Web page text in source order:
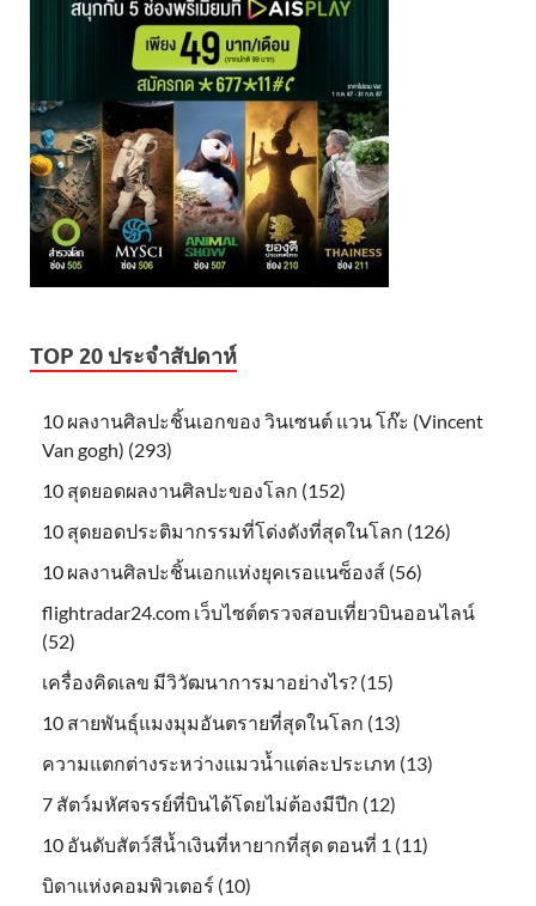
TOP 20 ประจำสัปดาห์
10 ผลงานศิลปะชิ้นเอกของ วินเซนต์ แวน โก๊ะ (Vincent
Van gogh) (293)
10 สุดยอดผลงานศิลปะของโลก (152)
10 สุดยอดประติมากรรมที่โด่งดังที่สุดในโลก (126)
10 ผลงานศิลปะชิ้นเอกแห่งยุคเรอแนซ็องส์ (56)
flightradar24.com เว็บไซต์ตรวจสอบเที่ยวบินออนไลน์
(52)
เครื่องคิดเลข มีวิวัฒนาการมาอย่างไร? (15)
10 สายพันธุ์แมงมุมอันตรายที่สุดในโลก (13)
ความแตกต่างระหว่างแมวน้ำแต่ละประเภท (13)
7 สัตว์มหัศจรรย์ที่บินได้โดยไม่ต้องมีปีก (12)
10 อันดับสัตว์สีน้ำเงินที่หายากที่สุด ตอนที่ 1 (11)
บิดาแห่งคอมพิวเตอร์ (10)